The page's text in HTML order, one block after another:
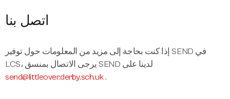
اتصل بنا
إذا كنت بحاجة إلى مزيد من المعلومات حول توفير SEND في
LCS، يرجى الاتصال بمنسق SEND لدينا على
send@littleover.derby.sch.uk.